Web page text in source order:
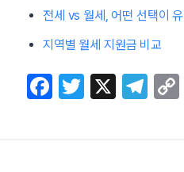
전세 vs 월세, 어떤 선택이
지역별 월세 지원금 비교
F
c
T
itt
X
T
e